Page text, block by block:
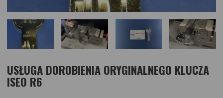
USŁUGA DOROBIENIA ORYGINALNEGO KLUCZA
ISEO R6